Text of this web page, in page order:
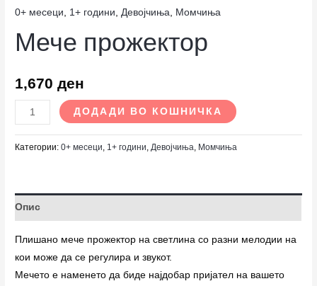
0+ месеци 1+ години Девојчиња Момчиња
Мече прожектор
1,670ден
ДОДАДИ ВО КОШНИЧКА
Категории:0+ месеци 1+ години Девојчиња Момчиња
Опис
Плишано мече прожектор на светлина со разни мелодии на
кои може да се регулира и звукот.
Мечето е наменето да биде најдобар пријател на вашето